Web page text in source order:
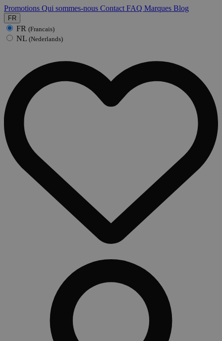
Promotions Qui sommes-nous Contact FAQ Marques Blog
FR
FR (Francais)
NL (Nederlands)